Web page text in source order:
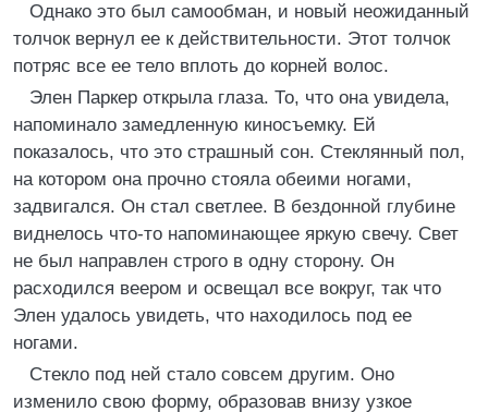
Однако это был самообман, и новый неожиданный
толчок вернул ее к действительности. Этот толчок
потряс все ее тело вплоть до корней волос.
Элен Паркер открыла глаза. То, что она увидела,
напоминало замедленную киносъемку. Ей
показалось, что это страшный сон. Стеклянный пол,
на котором она прочно стояла обеими ногами,
задвигался. Он стал светлее. В бездонной глубине
виднелось что-то напоминающее яркую свечу. Свет
не был направлен строго в одну сторону. Он
расходился веером и освещал все вокруг, так что
Элен удалось увидеть, что находилось под ее
ногами.
Стекло под ней стало совсем другим. Оно
изменило свою форму, образовав внизу узкое